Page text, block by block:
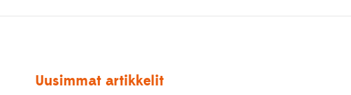
Uusimmat artikkelit